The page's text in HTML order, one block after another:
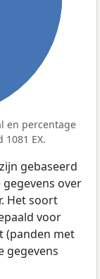
en percentage
EX.
gebaseerd
over
Het soort
voor
(panden met
gegevens